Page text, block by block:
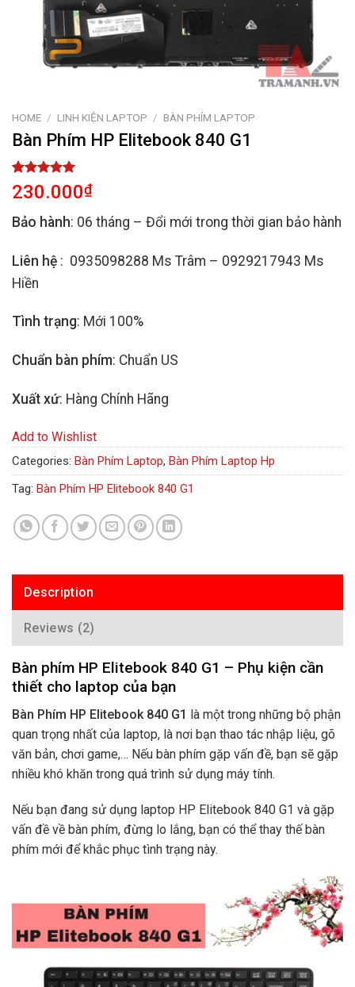
HOME / LINH KIỆN LAPTOP / BÀN PHÍM LAPTOP
Bàn Phím HP Elitebook 840 G1
Rated
5.00
out of 5
2
customer
230.000₫
Bảo hành: 06 tháng – Đổi mới trong thời gian bảo hành
Liên hệ : 0935098288 Ms Trâm – 0929217943 Ms
Hiền
Tình trạng: Mới 100%
Chuẩn bàn phím: Chuẩn US
Xuất xứ: Hàng Chính Hãng
Add to Wishlist
Categories: Bàn Phím Laptop, Bàn Phím Laptop Hp
Tag: Bàn Phím HP Elitebook 840 G1
Description
Reviews (2)
Bàn phím HP Elitebook 840 G1 – Phụ kiện cần
thiết cho laptop của bạn
Bàn Phím HP Elitebook 840 G1 là một trong những bộ phận
quan trọng nhất của laptop, là nơi bạn thao tác nhập liệu, gõ
văn bản, chơi game,… Nếu bàn phím gặp vấn đề, bạn sẽ gặp
nhiều khó khăn trong quá trình sử dụng máy tính.
Nếu bạn đang sử dụng laptop HP Elitebook 840 G1 và gặp
vấn đề về bàn phím, đừng lo lắng, bạn có thể thay thế bàn
phím mới để khắc phục tình trạng này.